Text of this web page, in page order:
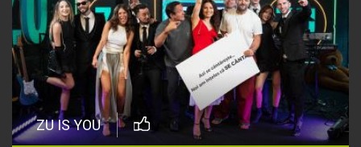
Dă volumul mai tare! Cabron vine
cu Hitul Monstru al Verii
20 Iulie
Episod nou | Muzica Aia x DJ
Christian Thomson
ZU IS YOU